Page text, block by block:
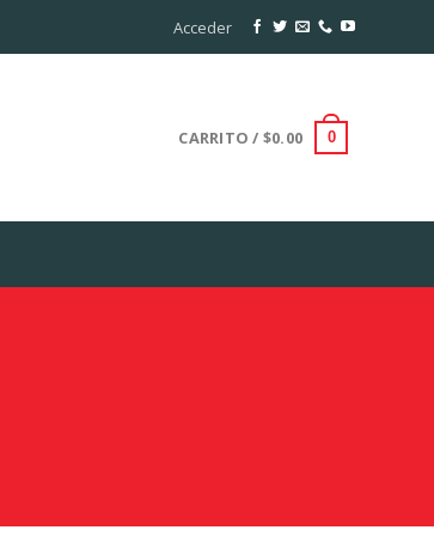
Acceder
CARRITO / $0.00 0